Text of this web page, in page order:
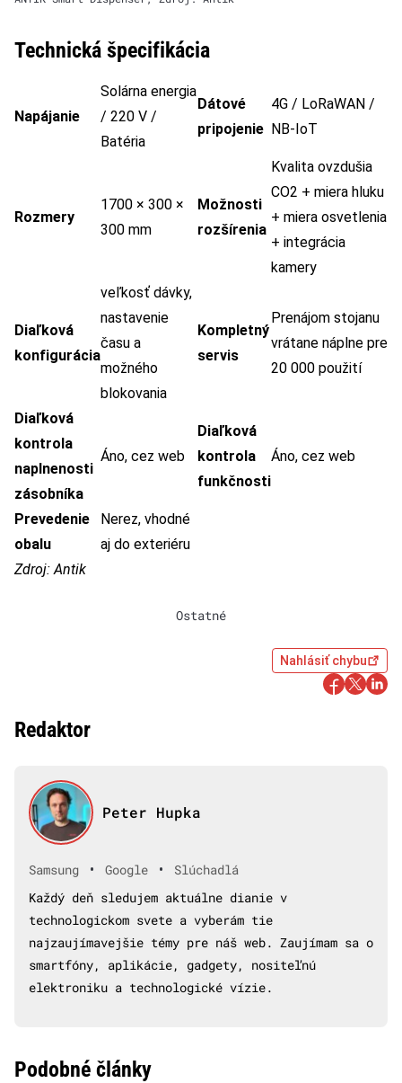
Technická špecifikácia
Napájanie
Solárna energia
/ 220 V /
Batéria
Dátové
pripojenie
4G / LoRaWAN /
NB-IoT
Rozmery
1700 × 300 ×
300 mm
Možnosti
rozšírenia
Kvalita ovzdušia
CO2 + miera hluku
+ miera osvetlenia
+ integrácia
kamery
Diaľková
konfigurácia
veľkosť dávky,
nastavenie
času a
možného
blokovania
Kompletný
servis
Prenájom stojanu
vrátane náplne pre
20 000 použití
Diaľková
kontrola
naplnenosti
zásobníka
Áno, cez web
Diaľková
kontrola
funkčnosti
Áno, cez web
Prevedenie
obalu
Nerez, vhodné
aj do exteriéru
Zdroj: Antik
Ostatné
Nahlásiť chybu
Redaktor
Peter Hupka
Samsung • Google •
Slúchadlá
Každý deň sledujem aktuálne dianie v
technologickom svete a vyberám tie
najzaujímavejšie témy pre náš web. Zaujímam sa o
smartfóny, aplikácie, gadgety, nositeľnú
elektroniku a technologické vízie.
Podobné články